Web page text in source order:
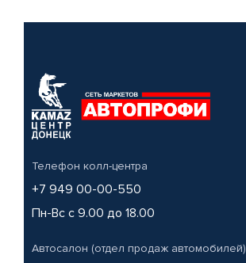
Телефон колл-центра
+7 949 00-00-550
Пн-Вс с 9.00 до 18.00
Автосалон (отдел продаж автомобилей)